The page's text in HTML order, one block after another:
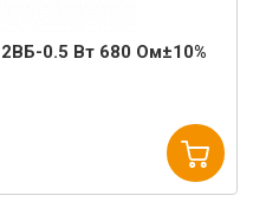
0.5 Вт 680 Ом±10%